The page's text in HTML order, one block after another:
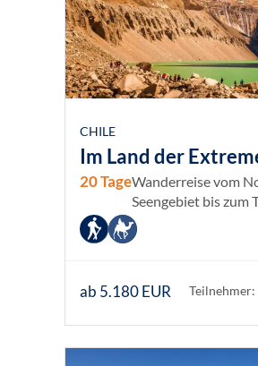
CHILE
Im Land der
20 TageWanderreise vom
Seengebiet bis zum
ab 5.180 EUR Teilnehmer: